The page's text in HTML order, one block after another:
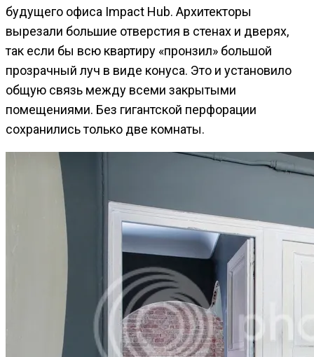
будущего офиса Impact Hub. Архитекторы
вырезали большие отверстия в стенах и дверях,
так если бы всю квартиру «пронзил» большой
прозрачный луч в виде конуса. Это и установило
общую связь между всеми закрытыми
помещениями. Без гигантской перфорации
сохранились только две комнаты.